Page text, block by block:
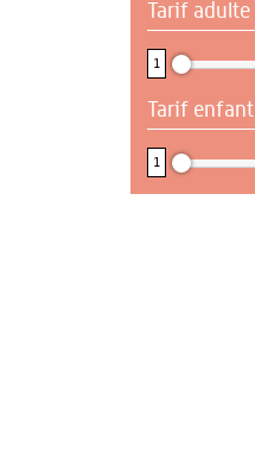
Tarif adulte
1
Tarif enfant
1